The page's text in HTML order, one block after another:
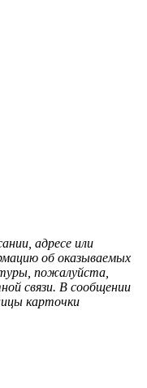
адресе или
об оказываемых
пожалуйста,
связи. В сообщении
карточки